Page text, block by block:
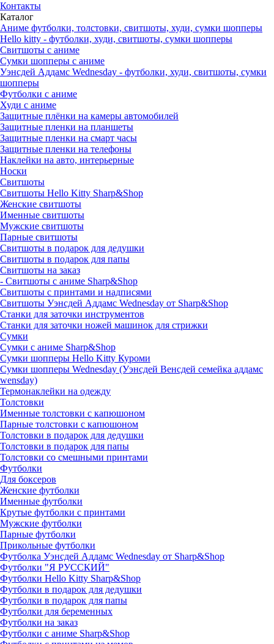
Контакты
Каталог
Аниме футболки, толстовки, свитшоты, худи, сумки шопперы
Hello kitty - футболки, худи, свитшоты, сумки шопперы
Свитшоты с аниме
Сумки шопперы с аниме
Уэнсдей Аддамс Wednesday - футболки, худи, свитшоты, сумки
шопперы
Футболки с аниме
Худи с аниме
Защитные плёнки на камеры автомобилей
Защитные пленки на планшеты
Защитные пленки на смарт часы
Защитные пленки на телефоны
Наклейки на авто, интерьерные
Носки
Свитшоты
Cвитшоты Hello Kitty Sharp&Shop
Женские свитшоты
Именные свитшоты
Мужские свитшоты
Парные свитшоты
Свитшоты в подарок для дедушки
Свитшоты в подарок для папы
Свитшоты на заказ
- Свитшоты с аниме Sharp&Shop
Свитшоты с принтами и надписями
Свитшоты Уэнсдей Аддамс Wednesday от Sharp&Shop
Станки для заточки инструментов
Станки для заточки ножей машинок для стрижки
Сумки
Сумки с аниме Sharp&Shop
Сумки шопперы Hello Kitty Куроми
Сумки шопперы Wednesday (Уэнсдей Венсдей семейка аддамс
wensday)
Термонаклейки на одежду
Толстовки
Именные толстовки с капюшоном
Парные толстовки с капюшоном
Толстовки в подарок для дедушки
Толстовки в подарок для папы
Толстовки со смешными принтами
Футболки
Для боксеров
Женские футболки
Именные футболки
Крутые футболки с принтами
Мужские футболки
Парные футболки
Прикольные футболки
Футболка Уэнсдей Аддамс Wednesday от Sharp&Shop
Футболки "Я РУССКИЙ"
Футболки Hello Kitty Sharp&Shop
Футболки в подарок для дедушки
Футболки в подарок для папы
Футболки для беременных
Футболки на заказ
Футболки с аниме Sharp&Shop